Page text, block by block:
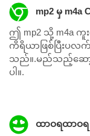
mp2 မှ m4a
ဤ mp2 သို့ m4a ကူ
ကိရိယာဖြစ်ပြီးပ
သည်။.မည်သည့်ဆော့
ပါ။.
ထာဝရထာဝရ